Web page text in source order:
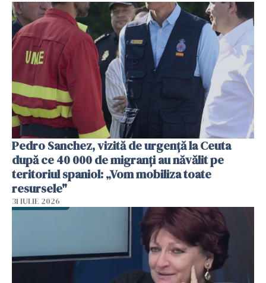
Pedro Sanchez, vizită de urgență la Ceuta
după ce 40 000 de migranți au năvălit pe
teritoriul spaniol: „Vom mobiliza toate
resursele"
31 IULIE 2026